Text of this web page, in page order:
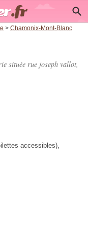
> Chamonix-Mont-Blanc
située rue joseph vallot,
accessibles),